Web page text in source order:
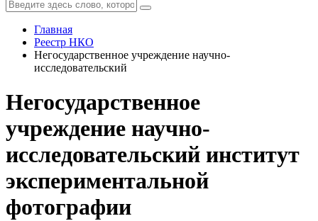
Главная
Реестр НКО
Негосударственное учреждение научно-
исследовательский
Негосударственное
учреждение научно-
исследовательский институт
экспериментальной
фотографии